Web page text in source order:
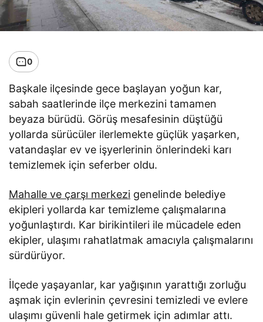
0
Başkale ilçesinde gece başlayan yoğun kar,
sabah saatlerinde ilçe merkezini tamamen
beyaza bürüdü. Görüş mesafesinin düştüğü
yollarda sürücüler ilerlemekte güçlük yaşarken,
vatandaşlar ev ve işyerlerinin önlerindeki karı
temizlemek için seferber oldu.
Mahalle ve çarşı merkezi genelinde belediye
ekipleri yollarda kar temizleme çalışmalarına
yoğunlaştırdı. Kar birikintileri ile mücadele eden
ekipler, ulaşımı rahatlatmak amacıyla çalışmalarını
sürdürüyor.
İlçede yaşayanlar, kar yağışının yarattığı zorluğu
aşmak için evlerinin çevresini temizledi ve evlere
ulaşımı güvenli hale getirmek için adımlar attı.